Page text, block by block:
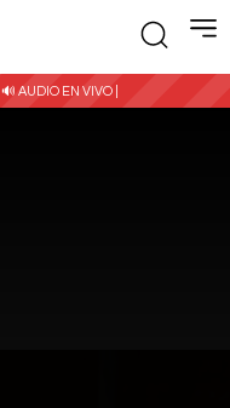
🔊 AUDIO EN VIVO |